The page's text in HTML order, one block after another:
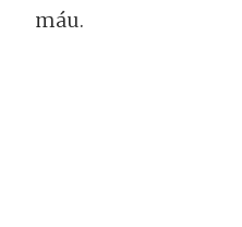
máu.